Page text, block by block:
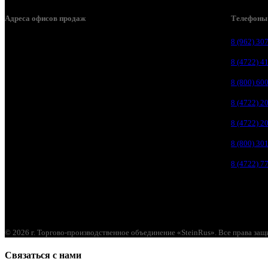
Адреса офисов продаж Телефоны
8 (962)
8 (4722)
8 (800)
8 (4722)
8 (4722)
8 (800)
8 (4722)
© 2026 г. Торгово-производственное объединение «SteinRus». Все права
Связаться с нами